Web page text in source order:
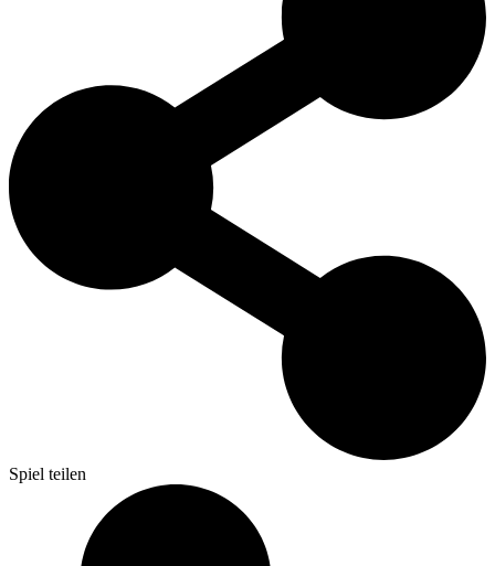
Spiel teilen